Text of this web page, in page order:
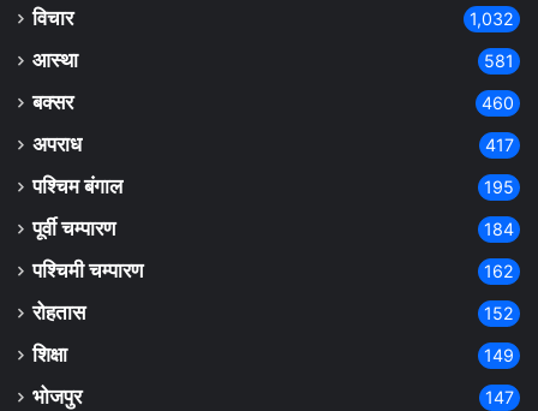
विचार 1,032
आस्था 581
बक्सर 460
अपराध 417
पश्चिम बंगाल 195
पूर्वी चम्पारण 184
पश्चिमी चम्पारण 162
रोहतास 152
शिक्षा 149
भोजपुर 147